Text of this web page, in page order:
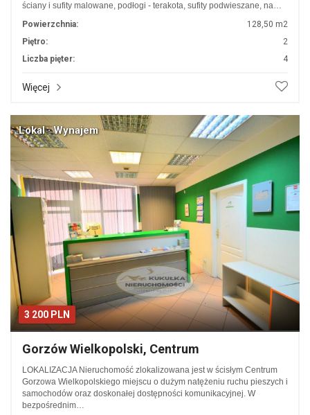
ściany i sufity malowane, podłogi - terakota, sufity podwieszane, na…
Powierzchnia:
128,50 m2
Piętro:
2
Liczba pięter:
4
Więcej
3 200 PLN
Lokal · Wynajem
Gorzów Wielkopolski, Centrum
LOKALIZACJA Nieruchomość zlokalizowana jest w ścisłym Centrum
Gorzowa Wielkopolskiego miejscu o dużym natężeniu ruchu pieszych i
samochodów oraz doskonałej dostępności komunikacyjnej. W
bezpośrednim…